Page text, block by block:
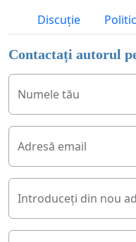
Discuție
Contactați autorul
Numele tău
Adresă email
Introduceți din nou